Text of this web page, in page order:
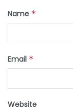
Name *
Email *
Website